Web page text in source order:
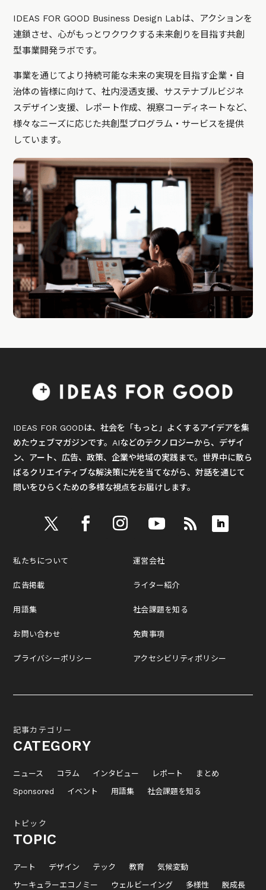
IDEAS FOR GOOD Business Design Labは、アクションを
連鎖させ、心がもっとワクワクする未来創りを目指す共創
型事業開発ラボです。
事業を通じてより持続可能な未来の実現を目指す企業・自
治体の皆様に向けて、社内浸透支援、サステナブルビジネ
スデザイン支援、レポート作成、視察コーディネートなど、
様々なニーズに応じた共創型プログラム・サービスを提供
しています。
IDEAS FOR GOODは、社会を「もっと」よくするアイデアを集
めたウェブマガジンです。AIなどのテクノロジーから、デザイ
ン、アート、広告、政策、企業や地域の実践まで。世界中に散ら
ばるクリエイティブな解決策に光を当てながら、対話を通じて
問いをひらくための多様な視点をお届けします。
私たちについて
広告掲載
用語集
お問い合わせ
プライバシーポリシー
運営会社
ライター紹介
社会課題を知る
免責事項
アクセシビリティポリシー
記事カテゴリー
CATEGORY
ニュース コラム インタビュー レポート
まとめ
Sponsored
イベント 用語集 社会課題を知る
トピック
TOPIC
アート デザイン テック 教育
気候変動
サーキュラーエコノミー
ウェルビーイング 多様性 脱成長